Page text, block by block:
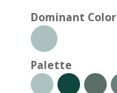
Dominant Color
Palette